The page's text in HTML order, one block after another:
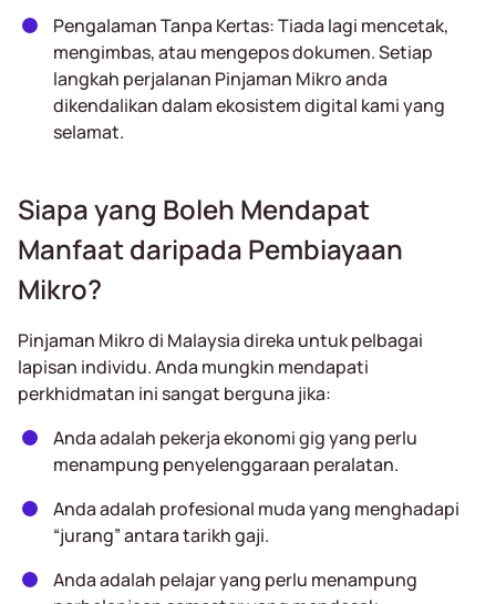
Pengalaman Tanpa Kertas: Tiada lagi mencetak,
mengimbas, atau mengepos dokumen. Setiap
langkah perjalanan Pinjaman Mikro anda
dikendalikan dalam ekosistem digital kami yang
selamat.
Siapa yang Boleh Mendapat
Manfaat daripada Pembiayaan
Mikro?
Pinjaman Mikro di Malaysia direka untuk pelbagai
lapisan individu. Anda mungkin mendapati
perkhidmatan ini sangat berguna jika:
Anda adalah pekerja ekonomi gig yang perlu
menampung penyelenggaraan peralatan.
Anda adalah profesional muda yang menghadapi
“jurang” antara tarikh gaji.
Anda adalah pelajar yang perlu menampung